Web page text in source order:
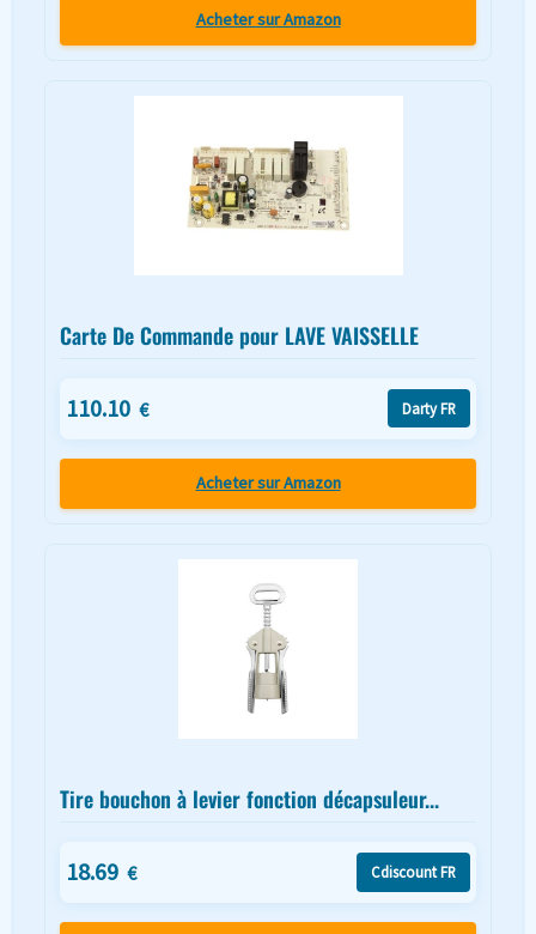
Acheter sur Amazon
Carte De Commande pour LAVE VAISSELLE
110.10 € Darty FR
Acheter sur Amazon
Tire bouchon à levier fonction décapsuleur...
18.69 € Cdiscount FR